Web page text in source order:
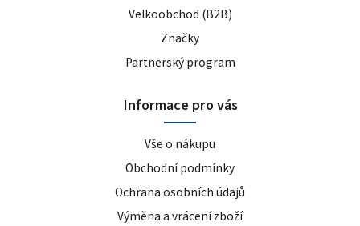
Velkoobchod (B2B)
Značky
Partnerský program
Informace pro vás
Vše o nákupu
Obchodní podmínky
Ochrana osobních údajů
Výměna a vrácení zboží